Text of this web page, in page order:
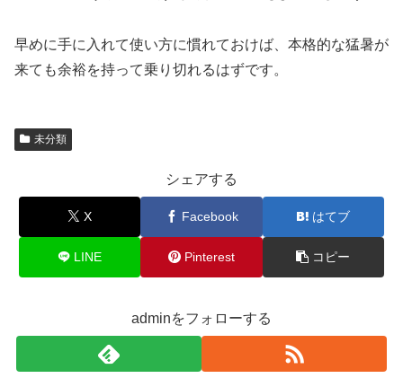
早めに手に入れて使い方に慣れておけば、本格的な猛暑が
来ても余裕を持って乗り切れるはずです。
未分類
シェアする
X Facebook はてブ
LINE Pinterest コピー
adminをフォローする